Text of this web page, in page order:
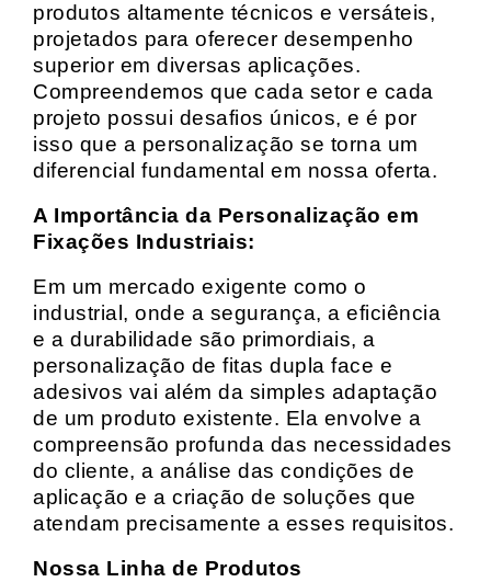
produtos altamente técnicos e versáteis,
projetados para oferecer desempenho
superior em diversas aplicações.
Compreendemos que cada setor e cada
projeto possui desafios únicos, e é por
isso que a personalização se torna um
diferencial fundamental em nossa oferta.
A Importância da Personalização em
Fixações Industriais:
Em um mercado exigente como o
industrial, onde a segurança, a eficiência
e a durabilidade são primordiais, a
personalização de fitas dupla face e
adesivos vai além da simples adaptação
de um produto existente. Ela envolve a
compreensão profunda das necessidades
do cliente, a análise das condições de
aplicação e a criação de soluções que
atendam precisamente a esses requisitos.
Nossa Linha de Produtos